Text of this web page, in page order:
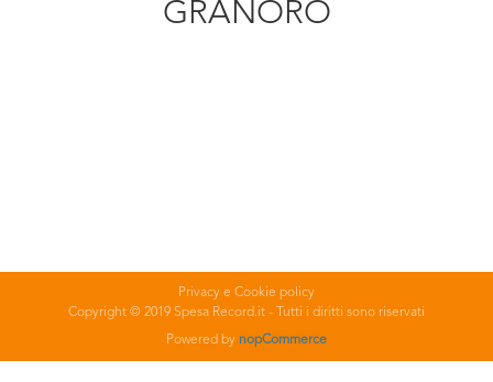
GRANORO
Privacy e Cookie policy
Copyright © 2019 Spesa Record.it - Tutti i diritti sono riservati
Powered by nopCommerce